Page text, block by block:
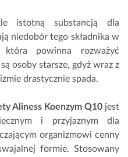
istotną substancją dla
niedobór tego składnika w
która powinna rozważyć
osoby starsze, gdyż wraz z
drastycznie spada.
Aliness Koenzym Q10 jest
i przyjaznym dla
organizmowi cenny
formie. Stosowany